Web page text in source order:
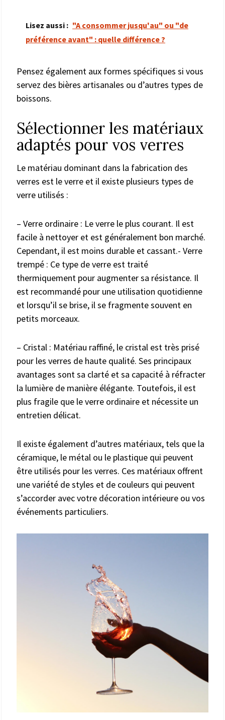
Lisez aussi : "A consommer jusqu'au" ou "de
préférence avant" : quelle différence ?
Pensez également aux formes spécifiques si vous
servez des bières artisanales ou d’autres types de
boissons.
Sélectionner les matériaux
adaptés pour vos verres
Le matériau dominant dans la fabrication des
verres est le verre et il existe plusieurs types de
verre utilisés :
– Verre ordinaire : Le verre le plus courant. Il est
facile à nettoyer et est généralement bon marché.
Cependant, il est moins durable et cassant.- Verre
trempé : Ce type de verre est traité
thermiquement pour augmenter sa résistance. Il
est recommandé pour une utilisation quotidienne
et lorsqu’il se brise, il se fragmente souvent en
petits morceaux.
– Cristal : Matériau raffiné, le cristal est très prisé
pour les verres de haute qualité. Ses principaux
avantages sont sa clarté et sa capacité à réfracter
la lumière de manière élégante. Toutefois, il est
plus fragile que le verre ordinaire et nécessite un
entretien délicat.
Il existe également d’autres matériaux, tels que la
céramique, le métal ou le plastique qui peuvent
être utilisés pour les verres. Ces matériaux offrent
une variété de styles et de couleurs qui peuvent
s’accorder avec votre décoration intérieure ou vos
événements particuliers.